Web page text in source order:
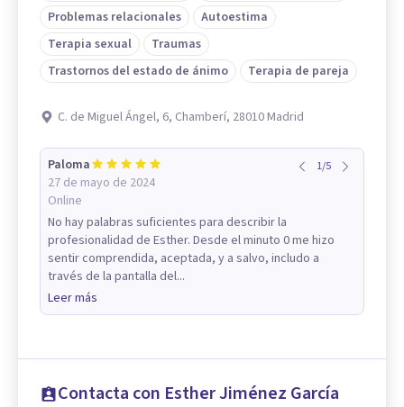
Problemas relacionales
Autoestima
Terapia sexual
Traumas
Trastornos del estado de ánimo
Terapia de pareja
C. de Miguel Ángel, 6, Chamberí, 28010 Madrid
Paloma
27 de mayo de 2024
Online
1/5
No hay palabras suficientes para describir la
profesionalidad de Esther. Desde el minuto 0 me hizo
sentir comprendida, aceptada, y a salvo, includo a
través de la pantalla del...
Leer más
Contacta con Esther Jiménez García